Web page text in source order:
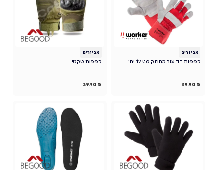
אביזרים
כפפות בד עור מחוזק סט 12 יח'
89.90 ₪
אביזרים
כפפות טקטי
39.90 ₪